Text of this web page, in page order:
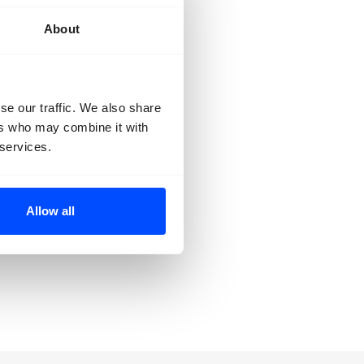
About
our traffic. We also share
who may combine it with
Allow all
zoals de
naar een
ervoor dat
van
ras en